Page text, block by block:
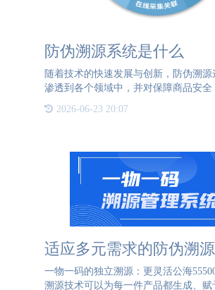
防伪溯源系统是什么
随着技术的快速发展与创新，防伪溯
渗透到各个领域中，并对保障商品安全
过应用信息技术手段来确保产品从原材
2026-06-23 20:07
适应多元需求的防伪溯
一物一码的独立溯源：更灵活公海
溯源技术可以为每一件产品都生成、赋